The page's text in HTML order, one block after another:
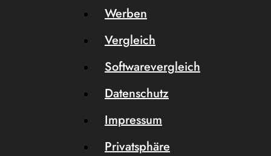
Werben
Vergleich
Softwarevergleich
Datenschutz
Impressum
Privatsphäre